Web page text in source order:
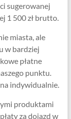
sugerowanej
1 500 zł brutto.
miasta, ale
w bardziej
płatne
punktu.
indywidualnie.
produktami
za dojazd w